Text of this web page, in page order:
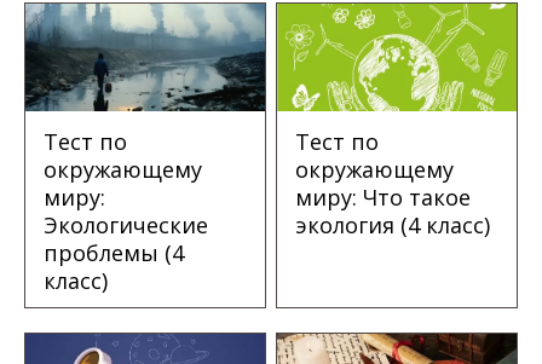
Тест по
окружающему
миру:
Экологические
проблемы (4
класс)
Тест по
окружающему
миру: Что такое
экология (4 класс)